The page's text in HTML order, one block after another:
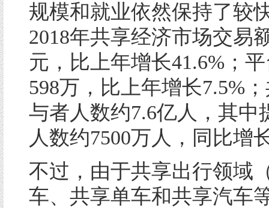
规模和就业依然保持了较
2018年共享经济市场交易
元，比上年增长41.6%；
598万，比上年增长7.5%
与者人数约7.6亿人，其中
人数约7500万人，同比增
不过，由于共享出行领域
车、共享单车和共享汽车